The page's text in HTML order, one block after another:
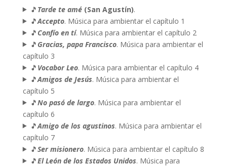
🎵 Tarde te amé(San Agustín).
🎵Accepto. Música para ambientar el capítulo 1
🎵 Confío en tí. Música para ambientar el capítulo 2
🎵 Gracias, papa Francisco. Música para ambientar el
capítulo 3
🎵 Vocabor Leo. Música para ambientar el capítulo 4
🎵Amigos de Jesús. Música para ambientar el
capítulo 5
🎵No pasó de largo. Música para ambientar el
capítulo 6
🎵Amigo de los agustinos. Música para ambientar el
capítulo 7
🎵Ser misionero. Música para ambientar el capítulo 8
🎵El León de los Estados Unidos. Música para